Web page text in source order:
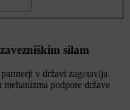
silam
v državi zagotavlja
podpore države